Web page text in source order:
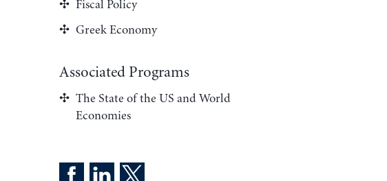
Fiscal Policy
Greek Economy
Associated Programs
The State of the US and World
Economies